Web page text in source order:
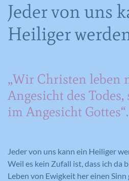
Jeder von uns
Heiliger
„Wir Christen leben
Angesicht des
im Angesicht Gottes“.
Jeder von uns kann ein Heiliger
Weil es kein Zufall ist, dass ich da
Leben von Ewigkeit her einen Sinn